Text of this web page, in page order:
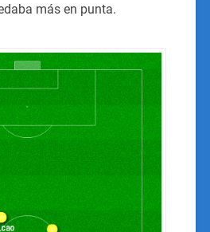
más en punta.